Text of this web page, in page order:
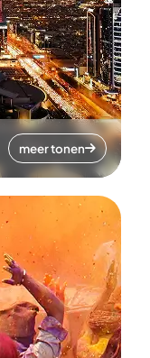
meer tonen